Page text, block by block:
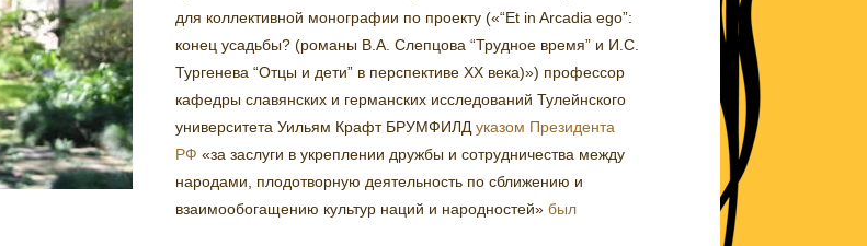
для коллективной монографии по проекту («“Et in Arcadia ego”:
конец усадьбы? (романы В.А. Слепцова “Трудное время” и И.С.
Тургенева “Отцы и дети” в перспективе ХХ века)») профессор
кафедры славянских и германских исследований Тулейнского
университета Уильям Крафт БРУМФИЛД указом Президента
РФ «за заслуги в укреплении дружбы и сотрудничества между
народами, плодотворную деятельность по сближению и
взаимообогащению культур наций и народностей» был